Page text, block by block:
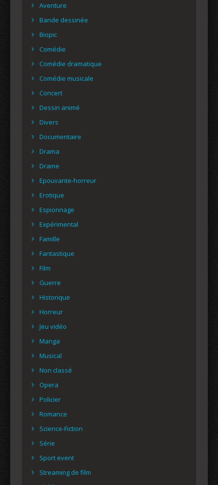
Aventure
Bande dessinée
Biopic
Comédie
Comédie dramatique
Comédie musicale
Concert
Dessin animé
Divers
Documentaire
Drama
Drame
Epouvante-horreur
Erotique
Espionnage
Expérimental
Famille
Fantastique
Film
Guerre
Historique
Horreur
Jeu vidéo
Manga
Musical
Non classé
Opera
Policier
Romance
Science-Fiction
Série
Sport event
Streaming de film